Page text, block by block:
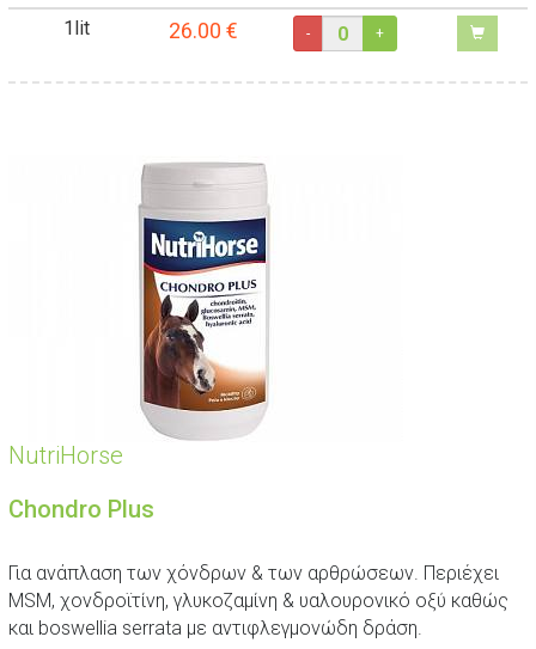
1lit
26.00 € - +
NutriHorse
Chondro Plus
Για ανάπλαση των χόνδρων & των αρθρώσεων. Περιέχει
MSM, χονδροϊτίνη, γλυκοζαμίνη & υαλουρονικό οξύ καθώς
και boswellia serrata με αντιφλεγμονώδη δράση.